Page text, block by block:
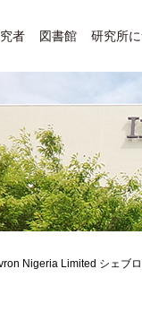
者 図書館 研究所
Nigeria Limited シェブ